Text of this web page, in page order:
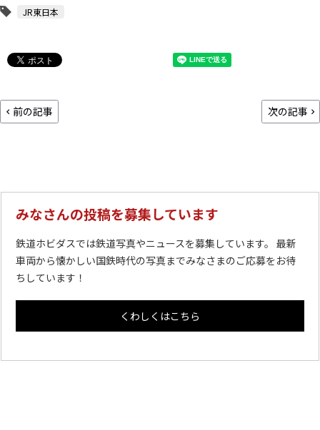
JR東日本
前の記事 次の記事
みなさんの投稿を募集しています
鉄道ホビダスでは鉄道写真やニュースを募集しています。 最新
車両から懐かしい国鉄時代の写真までみなさまのご応募をお待
ちしています！
くわしくはこちら